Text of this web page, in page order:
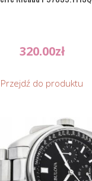
320.00zł
Przejdź do produktu